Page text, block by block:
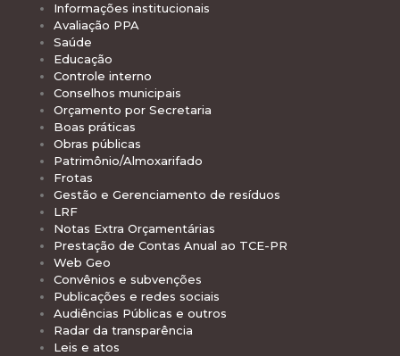
Informações institucionais
Avaliação PPA
Saúde
Educação
Controle interno
Conselhos municipais
Orçamento por Secretaria
Boas práticas
Obras públicas
Patrimônio/Almoxarifado
Frotas
Gestão e Gerenciamento de resíduos
LRF
Notas Extra Orçamentárias
Prestação de Contas Anual ao TCE-PR
Web Geo
Convênios e subvenções
Publicações e redes sociais
Audiências Públicas e outros
Radar da transparência
Leis e atos